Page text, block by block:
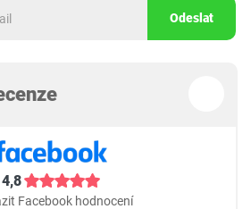
Odeslat
4,8
Facebook hodnocení